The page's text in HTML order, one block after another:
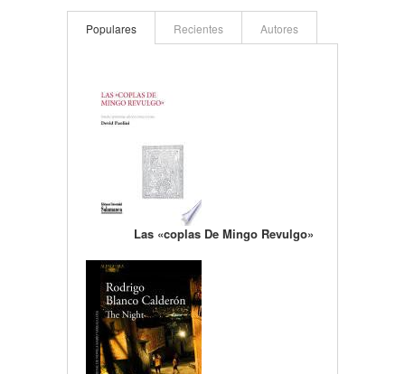
Populares Recientes Autores
Las «coplas De Mingo Revulgo»